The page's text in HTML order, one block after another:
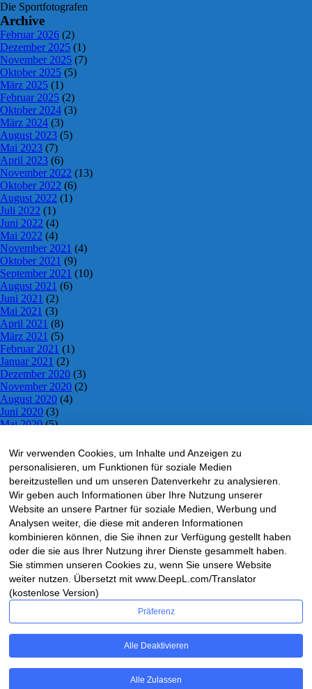
Die Sportfotografen
Archive
Februar 2026 (2)
Dezember 2025 (1)
November 2025 (7)
Oktober 2025 (5)
März 2025 (1)
Februar 2025 (2)
Oktober 2024 (3)
März 2024 (3)
August 2023 (5)
Mai 2023 (7)
April 2023 (6)
November 2022 (13)
Oktober 2022 (6)
August 2022 (1)
Juli 2022 (1)
Juni 2022 (4)
Mai 2022 (4)
November 2021 (4)
Oktober 2021 (9)
September 2021 (10)
August 2021 (6)
Juni 2021 (2)
Mai 2021 (3)
April 2021 (8)
März 2021 (5)
Februar 2021 (1)
Januar 2021 (2)
Dezember 2020 (3)
November 2020 (2)
August 2020 (4)
Juni 2020 (3)
Mai 2020(5)
März 2020(3)
Dezember 2019
Juli 2019(2)
Juni 2019(2)
Mai 2019(5)
April 2019(5)
März 2019(1)
November 2018(10)
Oktober 2018 (5)
September 2018(1)
Mai 2018(4)
April 2018
(4)
März 2018(1)
Dezember 2017(3)
November 2017(18)
Wir verwenden Cookies, um Inhalte und Anzeigen zu
personalisieren, um Funktionen für soziale Medien
bereitzustellen und um unseren Datenverkehr zu analysieren.
Wir geben auch Informationen über Ihre Nutzung unserer
Website an unsere Partner für soziale Medien, Werbung und
Analysen weiter, die diese mit anderen Informationen
kombinieren können, die Sie ihnen zur Verfügung gestellt haben
oder die sie aus Ihrer Nutzung ihrer Dienste gesammelt haben.
Sie stimmen unseren Cookies zu, wenn Sie unsere Website
weiter nutzen. Übersetzt mit www.DeepL.com/Translator
(kostenlose Version)
Präferenz
Alle Deaktivieren
Alle Zulassen